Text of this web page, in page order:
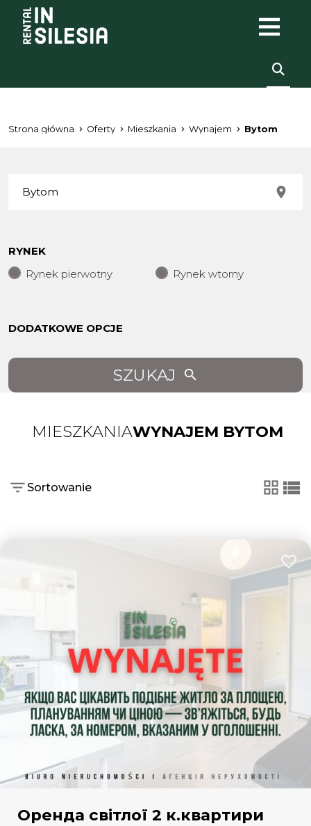
Strona główna Oferty Mieszkania Wynajem Bytom
RYNEK
Rynek pierwotny
Rynek wtorny
DODATKOWE OPCJE
SZUKAJ
MIESZKANIAWYNAJEM BYTOM
Sortowanie
tabela
Оренда світлої 2 к.квартири